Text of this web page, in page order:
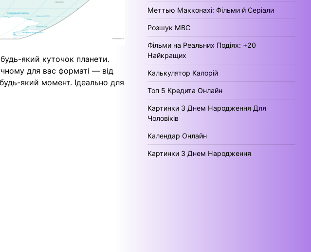
який куточок планети.
для вас форматі — від
який момент. Ідеально для
Меттью Макконахі: Фільми й Серіали
Розшук МВС
Фільми на Реальних Подіях: +20
Найкращих
Калькулятор Калорій
Топ 5 Кредита Онлайн
Картинки З Днем Народження Для
Чоловіків
Календар Онлайн
Картинки З Днем Народження